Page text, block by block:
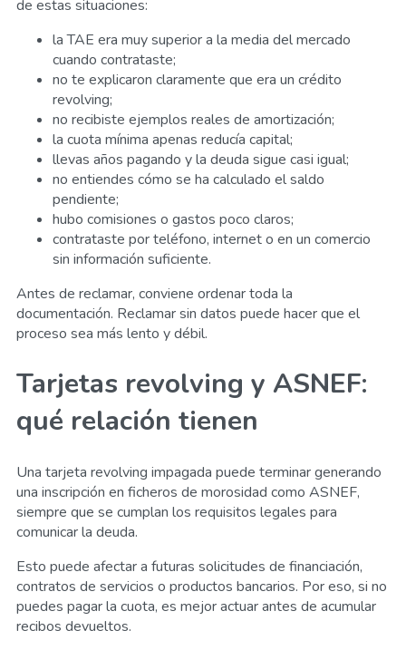
de estas situaciones:
la TAE era muy superior a la media del mercado
cuando contrataste;
no te explicaron claramente que era un crédito
revolving;
no recibiste ejemplos reales de amortización;
la cuota mínima apenas reducía capital;
llevas años pagando y la deuda sigue casi igual;
no entiendes cómo se ha calculado el saldo
pendiente;
hubo comisiones o gastos poco claros;
contrataste por teléfono, internet o en un comercio
sin información suficiente.
Antes de reclamar, conviene ordenar toda la
documentación. Reclamar sin datos puede hacer que el
proceso sea más lento y débil.
Tarjetas revolving y ASNEF:
qué relación tienen
Una tarjeta revolving impagada puede terminar generando
una inscripción en ficheros de morosidad como ASNEF,
siempre que se cumplan los requisitos legales para
comunicar la deuda.
Esto puede afectar a futuras solicitudes de financiación,
contratos de servicios o productos bancarios. Por eso, si no
puedes pagar la cuota, es mejor actuar antes de acumular
recibos devueltos.